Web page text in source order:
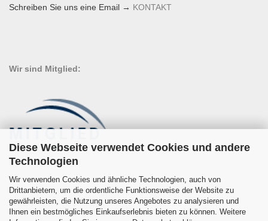
Diese Webseite verwendet Cookies und andere
Technologien
Wir verwenden Cookies und ähnliche Technologien, auch von
Drittanbietern, um die ordentliche Funktionsweise der Website zu
gewährleisten, die Nutzung unseres Angebotes zu analysieren und
Ihnen ein bestmögliches Einkaufserlebnis bieten zu können. Weitere
Schreiben Sie uns eine Email → KONTAKT
Wir sind Mitglied: